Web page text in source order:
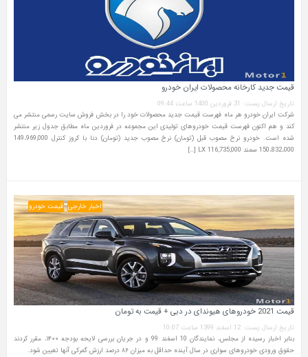
قیمت جدید کارخانه‌ محصولات ایران خودرو
تاریخ ارسال پست: 31 فروردین 1400 ساعت 09:44
شرکت ایران خودرو هر ماه فهرست قیمت جدید محصولات خود را در بخش فروش سایت رسمی منتشر می
کند و هم اکنون فهرست قیمت خودروهای تولیدی این مجموعه در فروردین ماه مطابق جدول زیر منتشر
شده است. خودرو نرخ مصوب قبل (تومان) نرخ مصوب جدید (تومان) دنا با کروز کنترل 149،969,000
150،832،000 سمند LX 116,735,000 […]
اخبار خارجی قیمت خودرو
قیمت 2021 خودروهای هیوندای در دبی + قیمت به تومان
تاریخ ارسال پست: 12 اسفند 1399 ساعت 10:07
بنابر اخبار رسیده از مجلس، نمایندگان 10 اسفند 99 و در جریان بررسی لایحه بودجه ۱۴۰۰، مقرر کردند
حقوق ورودی خودروهای سواری در سال آینده حداقل به میزان ۸۶ درصد ارزش گمرکی آنها تعیین شود.